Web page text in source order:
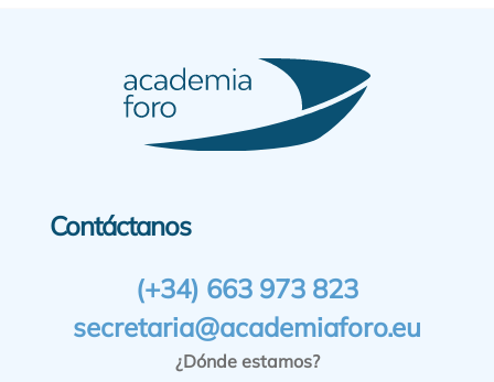
Contáctanos
(+34) 663 973 823
secretaria@academiaforo.eu
¿Dónde estamos?